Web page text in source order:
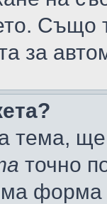
Също
за
тема,
точно
форма